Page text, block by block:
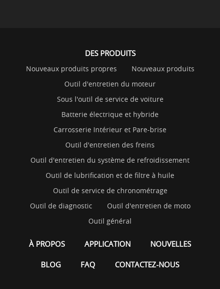
DES PRODUITS
Nouveaux produits propres
Nouveaux produits
Outil d'entretien du moteur
Sous l'outil de service de voiture
Batterie électrique et hybride
Carrosserie Intérieur et Pare-brise
Outil d'entretien des freins
Outil d'entretien du système de refroidissement
Outil de lubrification et de filtre à huile
Outil de service de chronométrage
Outil de diagnostic
Outil d'entretien de moto
Outil général
À PROPOS APPLICATION NOUVELLES
BLOG FAQ CONTACTEZ-NOUS